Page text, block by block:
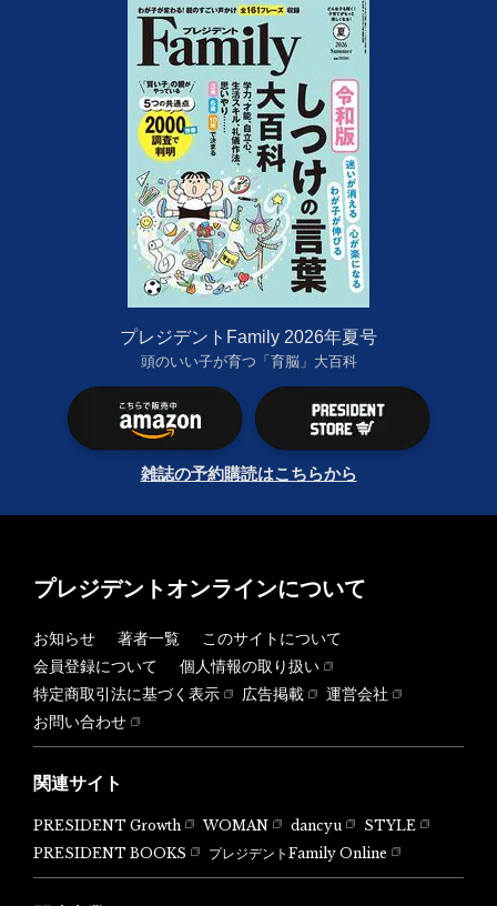
プレジデントFamily 2026年夏号
頭のいい子が育つ「育脳」大百科
雑誌の予約購読はこちらから
プレジデントオンラインについて
お知らせ 著者一覧
このサイトについて
会員登録について
個人情報の取り扱い
特定商取引法に基づく表示
広告掲載
運営会社
お問い合わせ
関連サイト
PRESIDENT Growth WOMAN dancyu
STYLE
PRESIDENT BOOKS
プレジデントFamily Online